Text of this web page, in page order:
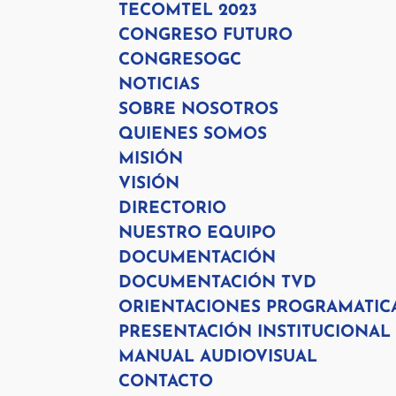
TECOMTEL 2023
CONGRESO FUTURO
CONGRESOGC
NOTICIAS
SOBRE NOSOTROS
QUIENES SOMOS
MISIÓN
VISIÓN
DIRECTORIO
NUESTRO EQUIPO
DOCUMENTACIÓN
DOCUMENTACIÓN TVD
ORIENTACIONES
PRESENTACIÓN INSTITUCIONAL
MANUAL AUDIOVISUAL
CONTACTO